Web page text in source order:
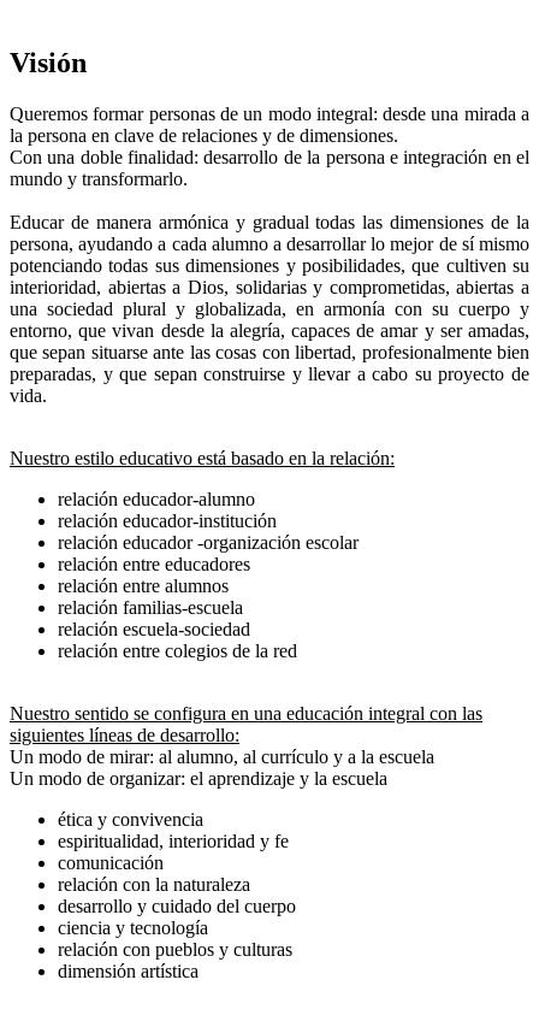
Visión
Queremos formar personas de un modo integral: desde una mirada a
la persona en clave de relaciones y de dimensiones.
Con una doble finalidad: desarrollo de la persona e integración en el
mundo y transformarlo.
Educar de manera armónica y gradual todas las dimensiones de la
persona, ayudando a cada alumno a desarrollar lo mejor de sí mismo
potenciando todas sus dimensiones y posibilidades, que cultiven su
interioridad, abiertas a Dios, solidarias y comprometidas, abiertas a
una sociedad plural y globalizada, en armonía con su cuerpo y
entorno, que vivan desde la alegría, capaces de amar y ser amadas,
que sepan situarse ante las cosas con libertad, profesionalmente bien
preparadas, y que sepan construirse y llevar a cabo su proyecto de
vida.
Nuestro estilo educativo está basado en la relación:
relación educador-alumno
relación educador-institución
relación educador -organización escolar
relación entre educadores
relación entre alumnos
relación familias-escuela
relación escuela-sociedad
relación entre colegios de la red
Nuestro sentido se configura en una educación integral con las
siguientes líneas de desarrollo:
Un modo de mirar: al alumno, al currículo y a la escuela
Un modo de organizar: el aprendizaje y la escuela
ética y convivencia
espiritualidad, interioridad y fe
comunicación
relación con la naturaleza
desarrollo y cuidado del cuerpo
ciencia y tecnología
relación con pueblos y culturas
dimensión artística